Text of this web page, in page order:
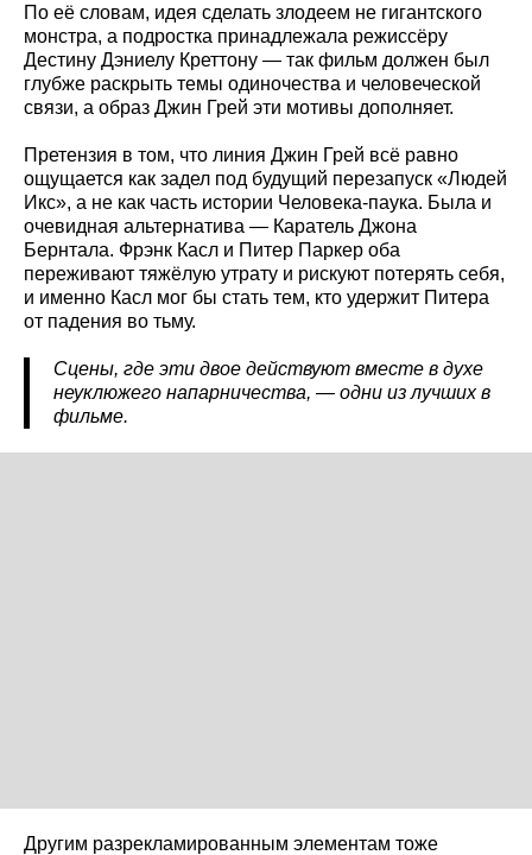
По её словам, идея сделать злодеем не гигантского
монстра, а подростка принадлежала режиссёру
Дестину Дэниелу Креттону — так фильм должен был
глубже раскрыть темы одиночества и человеческой
связи, а образ Джин Грей эти мотивы дополняет.
Претензия в том, что линия Джин Грей всё равно
ощущается как задел под будущий перезапуск «Людей
Икс», а не как часть истории Человека-паука. Была и
очевидная альтернатива — Каратель Джона
Бернтала. Фрэнк Касл и Питер Паркер оба
переживают тяжёлую утрату и рискуют потерять себя,
и именно Касл мог бы стать тем, кто удержит Питера
от падения во тьму.
Сцены, где эти двое действуют вместе в духе
неуклюжего напарничества, — одни из лучших в
фильме.
Другим разрекламированным элементам тоже